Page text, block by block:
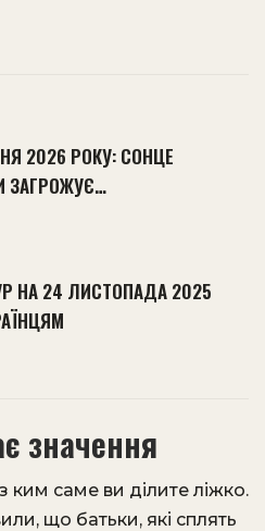
2026 РОКУ: СОНЦЕ
ЗАГРОЖУЄ…
НА 24 ЛИСТОПАДА 2025
значення
ким саме ви ділите ліжко.
що батьки, які сплять